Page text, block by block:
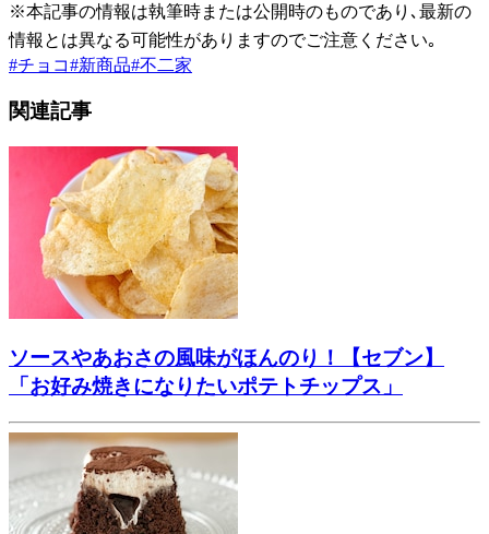
※本記事の情報は執筆時または公開時のものであり､最新の
情報とは異なる可能性がありますのでご注意ください｡
#チョコ#新商品#不二家
関連記事
ソースやあおさの風味がほんのり！【セブン】
「お好み焼きになりたいポテトチップス」